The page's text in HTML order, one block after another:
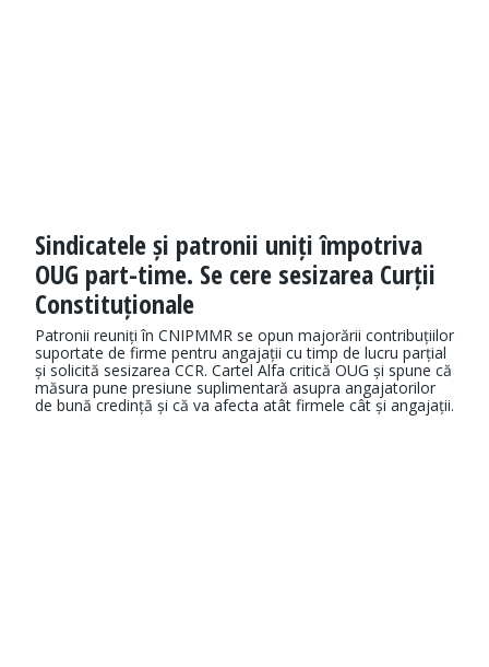
Sindicatele și patronii uniți împotriva
OUG part-time. Se cere sesizarea Curții
Constituționale
Patronii reuniți în CNIPMMR se opun majorării contribuțiilor
suportate de firme pentru angajații cu timp de lucru parțial
și solicită sesizarea CCR. Cartel Alfa critică OUG și spune că
măsura pune presiune suplimentară asupra angajatorilor
de bună credință și că va afecta atât firmele cât și angajații.